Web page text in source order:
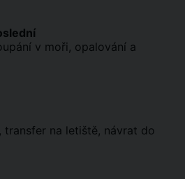
v moři, opalování a
transfer na letiště, návrat do